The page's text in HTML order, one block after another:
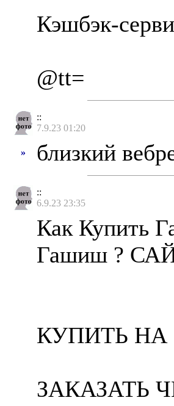
Кэшбэк-
@tt=
::
7.9.23 01:20
» близкий
::
6.9.23 23:35
Как Купить
Гашиш ?
КУПИТЬ НА
ЗАКАЗАТЬ